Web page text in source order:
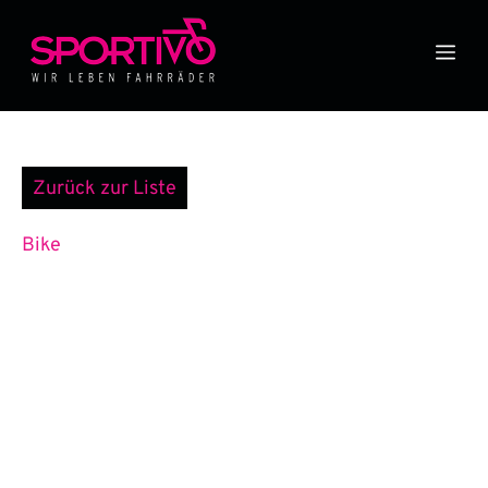
Inhalt
springen
Zurück zur Liste
Bike